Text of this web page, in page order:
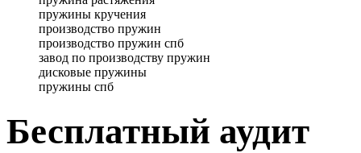
пружины кручения
производство пружин
производство пружин спб
завод по производству пружин
дисковые пружины
пружины спб
Бесплатный аудит